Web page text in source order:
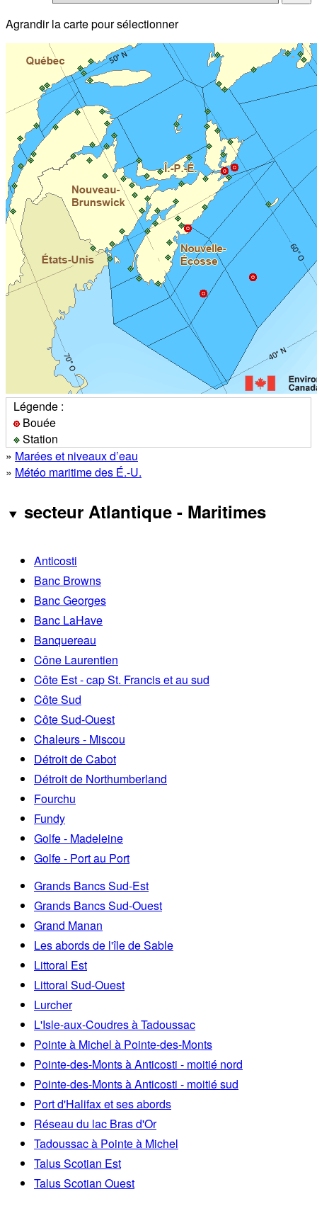
Agrandir la carte pour sélectionner
Légende :
Bouée
Station
» Marées et niveaux d’eau
» Météo maritime des É.-U.
secteur Atlantique - Maritimes
Anticosti
Banc Browns
Banc Georges
Banc LaHave
Banquereau
Cône Laurentien
Côte Est - cap St. Francis et au sud
Côte Sud
Côte Sud-Ouest
Chaleurs - Miscou
Détroit de Cabot
Détroit de Northumberland
Fourchu
Fundy
Golfe - Madeleine
Golfe - Port au Port
Grands Bancs Sud-Est
Grands Bancs Sud-Ouest
Grand Manan
Les abords de l'île de Sable
Littoral Est
Littoral Sud-Ouest
Lurcher
L'Isle-aux-Coudres à Tadoussac
Pointe à Michel à Pointe-des-Monts
Pointe-des-Monts à Anticosti - moitié nord
Pointe-des-Monts à Anticosti - moitié sud
Port d'Halifax et ses abords
Réseau du lac Bras d'Or
Tadoussac à Pointe à Michel
Talus Scotian Est
Talus Scotian Ouest